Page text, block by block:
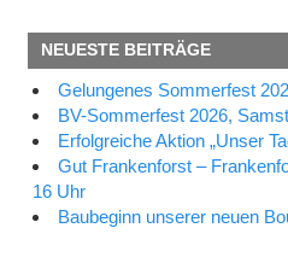
NEUESTE BEITRÄGE
Gelungenes Sommerfest
BV-Sommerfest 2026,
Erfolgreiche Aktion „Unser
Gut Frankenforst –
16 Uhr
Baubeginn unserer neuen